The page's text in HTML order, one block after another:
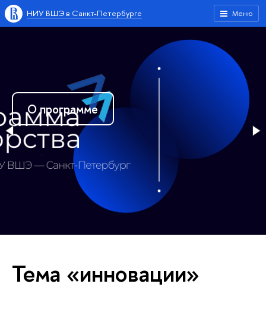
Меню
НИУ ВШЭ в Санкт-Петербурге
О программе
Тема «инновации»